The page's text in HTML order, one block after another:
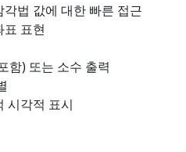
법 값에 대한 빠른 접근
표현
함) 또는 소수 출력
시각적 표시